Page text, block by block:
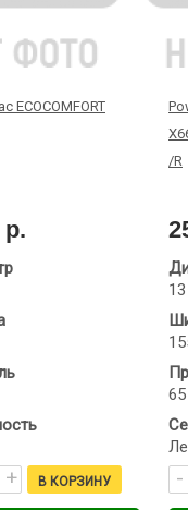
ECOCOMFORT
р.
/R
13
65